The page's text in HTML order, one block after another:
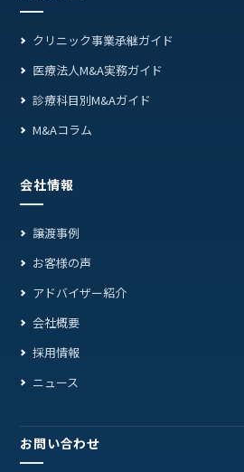
クリニック事業承継ガイド
医療法人M&A実務ガイド
診療科目別M&Aガイド
M&Aコラム
会社情報
譲渡事例
お客様の声
アドバイザー紹介
会社概要
採用情報
ニュース
お問い合わせ